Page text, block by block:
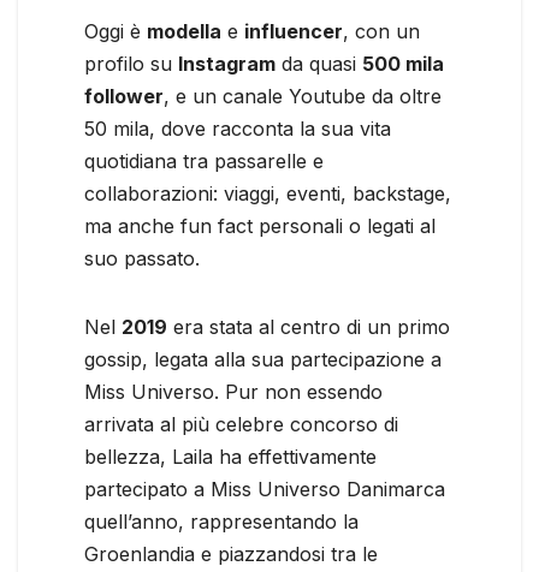
Oggi è modella e influencer, con un
profilo su Instagram da quasi 500 mila
follower, e un canale Youtube da oltre
50 mila, dove racconta la sua vita
quotidiana tra passarelle e
collaborazioni: viaggi, eventi, backstage,
ma anche fun fact personali o legati al
suo passato.
Nel 2019 era stata al centro di un primo
gossip, legata alla sua partecipazione a
Miss Universo. Pur non essendo
arrivata al più celebre concorso di
bellezza, Laila ha effettivamente
partecipato a Miss Universo Danimarca
quell’anno, rappresentando la
Groenlandia e piazzandosi tra le